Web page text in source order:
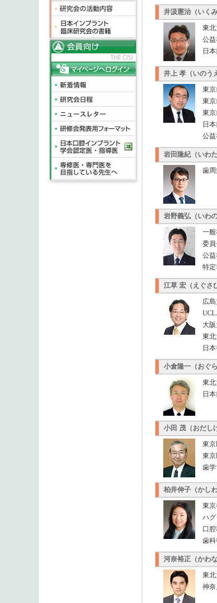
井汲憲治（いく
東
公
日
井上 孝（いのう
東
東
東
日
公
岩田隆紀（いわ
歯
岩野義弘（いわ
一
委
公
特
江草 宏（えぐさ
広
大
東
日
小倉隆一（おぐ
東
日
小田 茂（おだし
東
東
歯
柏井伸子（かし
東
ハ
口
歯
河奈裕正（かわ
東
神